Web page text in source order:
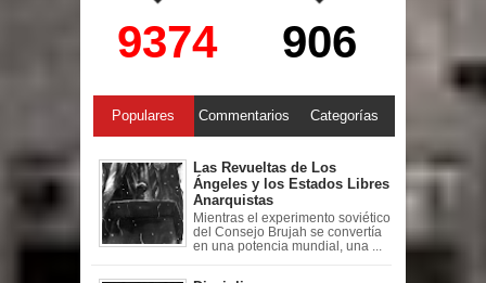
9374 906
Populares Commentarios Categorías
Las Revueltas de Los
Ángeles y los Estados Libres
Anarquistas
Mientras el experimento soviético
del Consejo Brujah se convertía
en una potencia mundial, una ...